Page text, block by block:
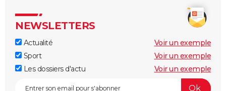
NEWSLETTERS
Actualité
Voir un exemple
Sport
Voir un exemple
Les dossiers d'actu
Voir un exemple